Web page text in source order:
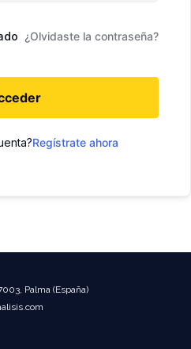
¿Olvidaste la contraseña?
Regístrate ahora
Palma (España)